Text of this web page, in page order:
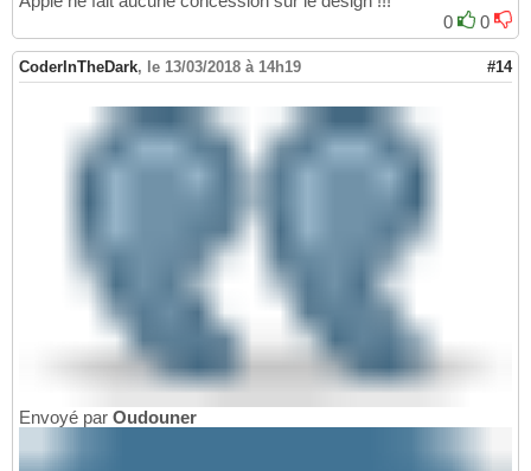
0
0
CoderInTheDark, le 13/03/2018 à 14h19 #14
Envoyé par Oudouner